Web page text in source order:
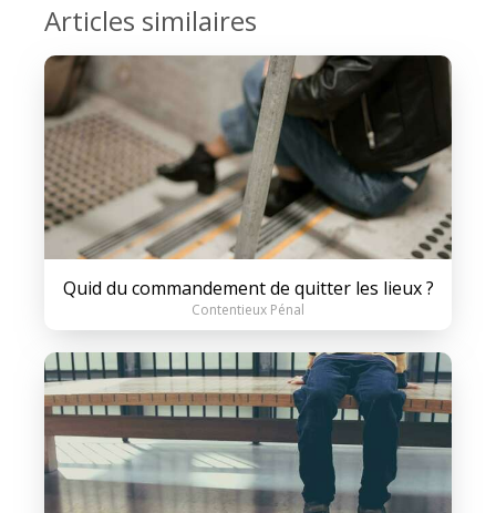
Articles similaires
Quid du commandement de quitter les lieux ?
Contentieux Pénal